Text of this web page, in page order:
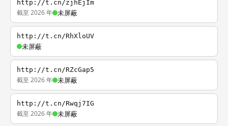
http://t.cn/zjhEjIm
截至 2026 年 未屏蔽
http://t.cn/RhXloUV
未屏蔽
http://t.cn/RZcGap5
截至 2026 年 未屏蔽
http://t.cn/Rwqj7IG
截至 2026 年 未屏蔽